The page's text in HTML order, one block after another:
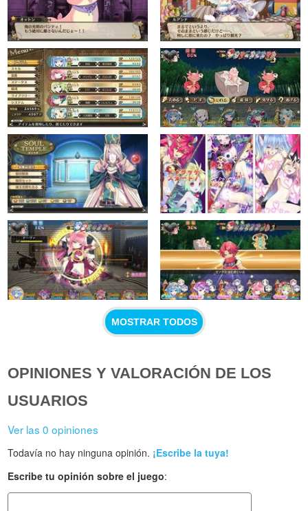
MOSTRAR TODOS
OPINIONES Y VALORACIÓN DE LOS
USUARIOS
Ver las 0 opiniones
Todavía no hay ninguna opinión. ¡Escribe la tuya!
Escribe tu opinión sobre el juego: